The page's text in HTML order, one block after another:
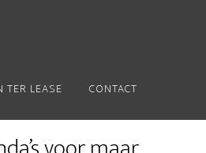
TER LEASE CONTACT